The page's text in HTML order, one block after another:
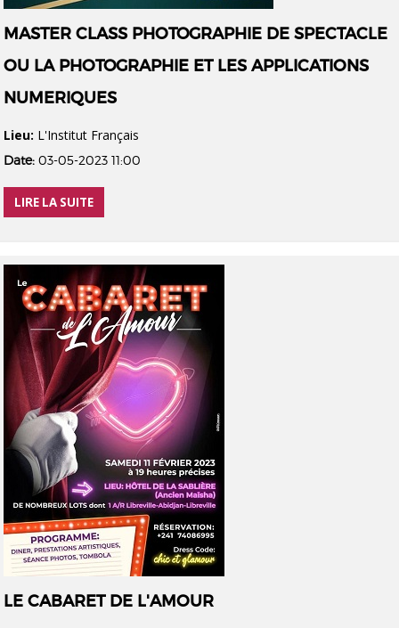
MASTER CLASS PHOTOGRAPHIE DE SPECTACLE
OU LA PHOTOGRAPHIE ET LES APPLICATIONS
NUMERIQUES
Lieu: L'Institut Français
Date: 03-05-2023 11:00
LIRE LA SUITE
LE CABARET DE L'AMOUR